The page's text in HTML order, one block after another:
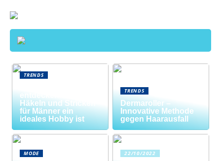
TRENDS
entdecken: Warum
Häkeln und Stricken
für Männer ein
ideales Hobby ist
TRENDS
Dermaroller –
Innovative Methode
gegen Haarausfall
MODE 22/10/2022